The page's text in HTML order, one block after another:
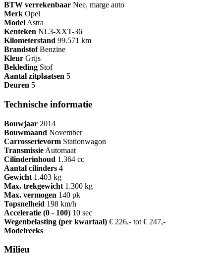
BTW verrekenbaar Nee, marge auto
Merk Opel
Model Astra
Kenteken NL3-XXT-36
Kilometerstand 99.571 km
Brandstof Benzine
Kleur Grijs
Bekleding Stof
Aantal zitplaatsen 5
Deuren 5
Technische informatie
Bouwjaar 2014
Bouwmaand November
Carrosserievorm Stationwagon
Transmissie Automaat
Cilinderinhoud 1.364 cc
Aantal cilinders 4
Gewicht 1.403 kg
Max. trekgewicht 1.300 kg
Max. vermogen 140 pk
Topsnelheid 198 km/h
Acceleratie (0 - 100) 10 sec
Wegenbelasting (per kwartaal) € 226,- tot € 247,-
Modelreeks
Milieu